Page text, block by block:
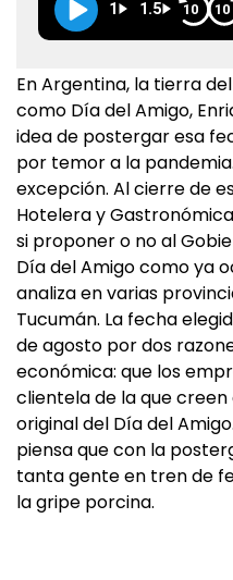
1 1.5 10 10
En Argentina, la tierra
como Día del Amigo,
idea de postergar esa
por temor a la
excepción. Al cierre de
Hotelera y
si proponer o no al
Día del Amigo como ya
analiza en varias
Tucumán. La fecha
de agosto por dos
económica: que los
clientela de la que
original del Día del
piensa que con la
tanta gente en tren de
la gripe porcina.